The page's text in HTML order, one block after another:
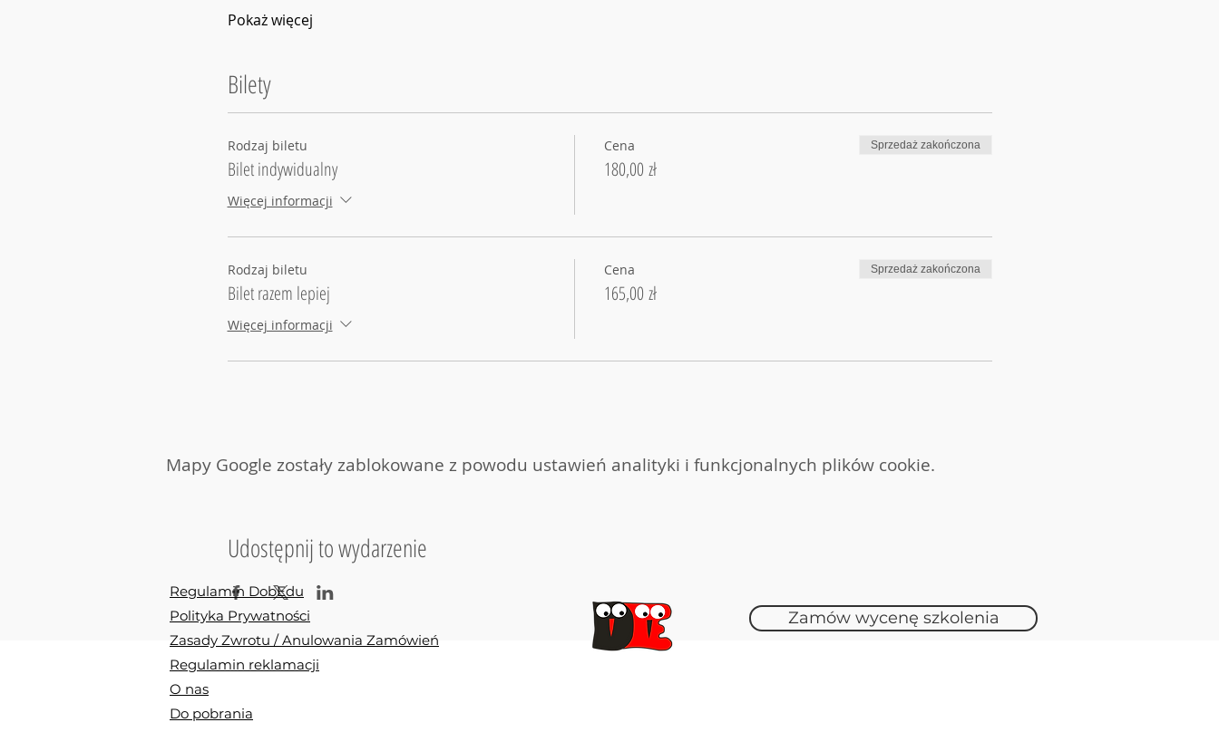
Pokaż więcej
Bilety
Rodzaj biletu
Bilet indywidualny
Więcej informacji
Cena
180,00 zł
Sprzedaż zakończona
Rodzaj biletu
Bilet razem lepiej
Więcej informacji
Cena
165,00 zł
Sprzedaż zakończona
Mapy Google zostały zablokowane z powodu ustawień analityki i funkcjonalnych plików cookie.
Udostępnij to wydarzenie
Regulamin DobEdu
Polityka Prywatności
Zasady Zwrotu / Anulowania Zamówień
Regulamin reklamacji
O nas
Do pobrania
Zamów wycenę szkolenia